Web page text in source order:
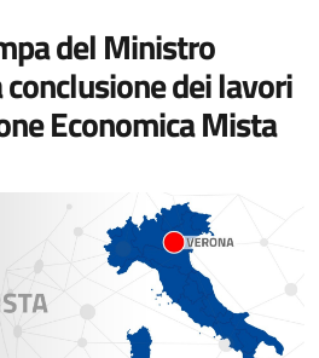
del Ministro
dei lavori
Economica Mista